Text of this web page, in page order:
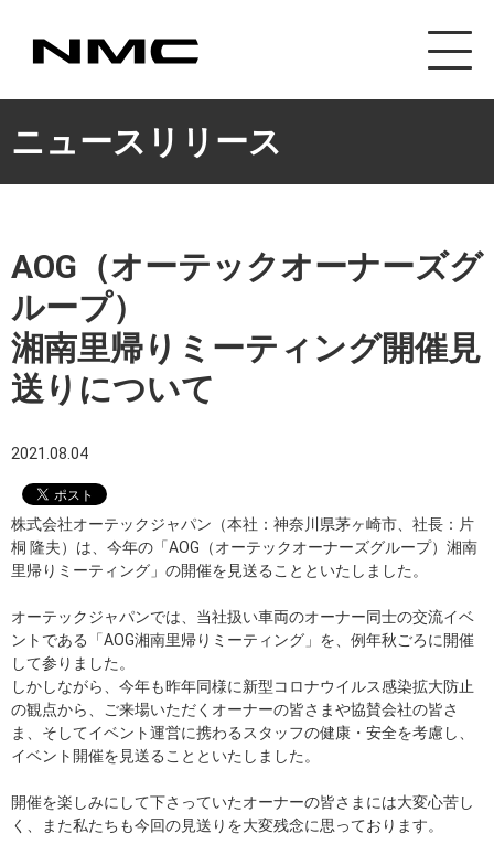
カスタマイズ事
ニュースリリース
AOG（オーテックオーナーズグ
ループ）
湘南里帰りミーティング開催見
送りについて
2021.08.04
株式会社オーテックジャパン（本社：神奈川県茅ヶ崎市、社長：片
桐 隆夫）は、今年の「AOG（オーテックオーナーズグループ）湘南
里帰りミーティング」の開催を見送ることといたしました。
オーテックジャパンでは、当社扱い車両のオーナー同士の交流イベ
ントである「AOG湘南里帰りミーティング」を、例年秋ごろに開催
して参りました。
しかしながら、今年も昨年同様に新型コロナウイルス感染拡大防止
の観点から、ご来場いただくオーナーの皆さまや協賛会社の皆さ
ま、そしてイベント運営に携わるスタッフの健康・安全を考慮し、
イベント開催を見送ることといたしました。
開催を楽しみにして下さっていたオーナーの皆さまには大変心苦し
く、また私たちも今回の見送りを大変残念に思っております。